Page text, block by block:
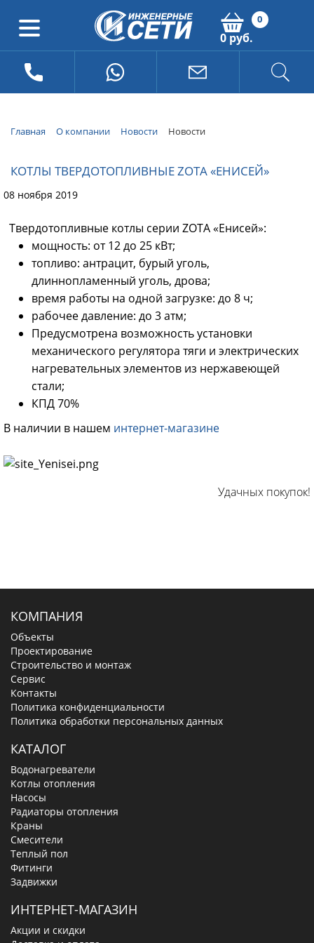
0
0 руб.
Главная О компании Новости Новости
КОТЛЫ ТВЕРДОТОПЛИВНЫЕ ZOTA «ЕНИСЕЙ»
08 ноября 2019
Твердотопливные котлы серии ZOTA «Енисей»:
мощность: от 12 до 25 кВт;
топливо: антрацит, бурый уголь,
длиннопламенный уголь, дрова;
время работы на одной загрузке: до 8 ч;
рабочее давление: до 3 атм;
Предусмотрена возможность установки
механического регулятора тяги и электрических
нагревательных элементов из нержавеющей
стали;
КПД 70%
В наличии в нашем интернет-магазине
Удачных покупок!
КОМПАНИЯ
Объекты
Проектирование
Строительство и монтаж
Сервис
Контакты
Политика конфиденциальности
Политика обработки персональных данных
КАТАЛОГ
Водонагреватели
Котлы отопления
Насосы
Радиаторы отопления
Краны
Смесители
Теплый пол
Фитинги
Задвижки
ИНТЕРНЕТ-МАГАЗИН
Акции и скидки